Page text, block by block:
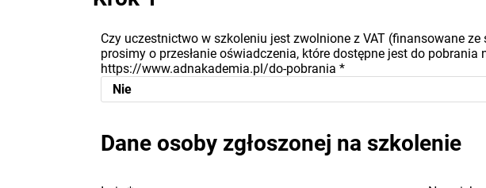
Czy uczestnictwo w szkoleniu jest zwolnione z VAT (finansowane
prosimy o przesłanie oświadczenia, które dostępne jest do pobrania
https://www.adnakademia.pl/do-pobrania *
Dane osoby zgłoszonej na szkolenie